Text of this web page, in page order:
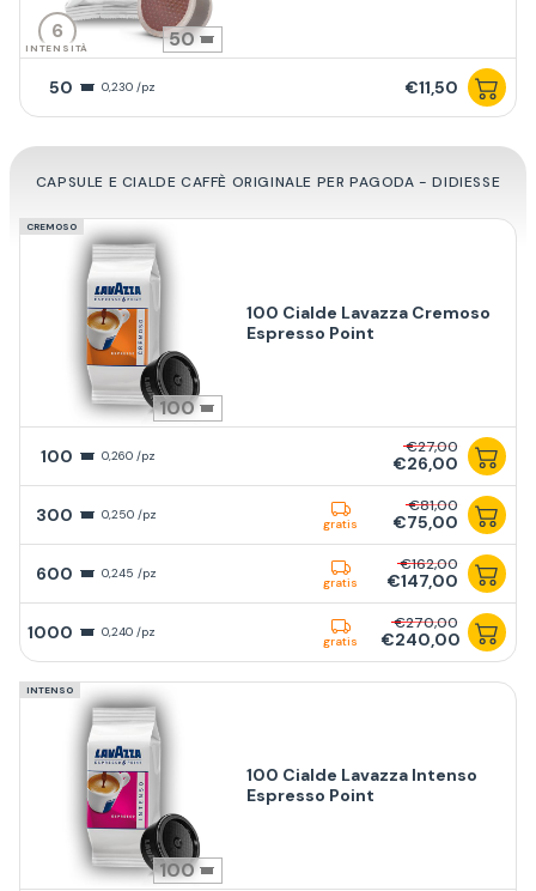
6
INTENSITÀ 50
50 0,230 /pz €11,50
CAPSULE E CIALDE CAFFÈ ORIGINALE PER PAGODA - DIDIESSE
CREMOSO
100
100 Cialde Lavazza Cremoso
Espresso Point
100 0,260 /pz €27,00
€26,00
300 0,250 /pz
gratis
€81,00
€75,00
600 0,245 /pz
gratis
€162,00
€147,00
1000 0,240 /pz
gratis
€270,00
€240,00
INTENSO
100
100 Cialde Lavazza Intenso
Espresso Point